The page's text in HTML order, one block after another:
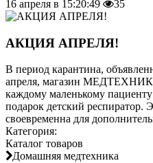
16 апреля в 15:20:49 35
АКЦИЯ АПРЕЛЯ!
В период карантина,
апреля, магазин
каждому маленькому
подарок детский респиратор.
своевременна для
Категория:
Каталог товаров
Домашняя медтехника